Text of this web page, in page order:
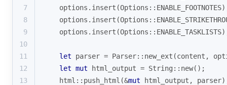
7
8
9
10
11
let parser = Parser::new_ext(content,
12
let mut html_output = String ::new();
13
    html::push_html(&
mut html_output,